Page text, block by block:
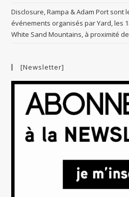
Disclosure, Rampa & Adam Port sont
événements organisés par Yard, les
White Sand Mountains, à proximité
[Newsletter]